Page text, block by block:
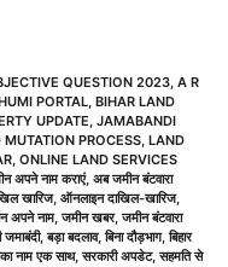
QUESTION 2023, A R
PORTAL, BIHAR LAND
UPDATE, JAMABANDI
MUTATION PROCESS, LAND
, ONLINE LAND SERVICES
अपने नाम कराएं, अब जमीन बंटवारा
खारिज, ऑनलाइन दाखिल-खारिज,
अपने नाम,जमीन खबर,जमीन बंटवारा
जमाबंदी,बड़ा बदलाव,बिना दौड़भाग,बिहार
नाम एक साथ,सरकारी अपडेट,सहमति से